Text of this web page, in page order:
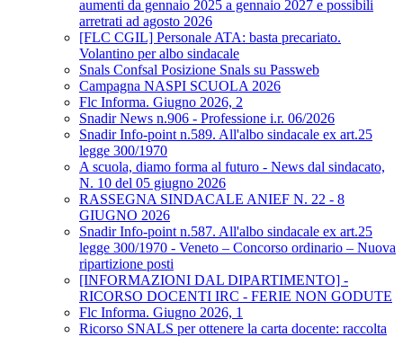
aumenti da gennaio 2025 a gennaio 2027 e possibili
arretrati ad agosto 2026
[FLC CGIL] Personale ATA: basta precariato.
Volantino per albo sindacale
Snals Confsal Posizione Snals su Passweb
Campagna NASPI SCUOLA 2026
Flc Informa. Giugno 2026, 2
Snadir News n.906 - Professione i.r. 06/2026
Snadir Info-point n.589. All'albo sindacale ex art.25
legge 300/1970
A scuola, diamo forma al futuro - News dal sindacato,
N. 10 del 05 giugno 2026
RASSEGNA SINDACALE ANIEF N. 22 - 8
GIUGNO 2026
Snadir Info-point n.587. All'albo sindacale ex art.25
legge 300/1970 - Veneto – Concorso ordinario – Nuova
ripartizione posti
[INFORMAZIONI DAL DIPARTIMENTO] -
RICORSO DOCENTI IRC - FERIE NON GODUTE
Flc Informa. Giugno 2026, 1
Ricorso SNALS per ottenere la carta docente: raccolta